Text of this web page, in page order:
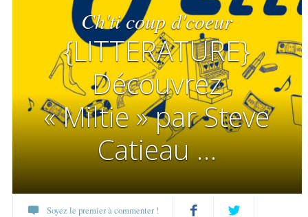
Ch'ti coup d'coeur
{LITTERATURE}
Découvrez
« Miltie » par Steve
Catieau …
Soyez le premier à commenter !